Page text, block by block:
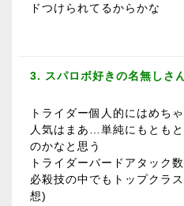
ドつけられてるからかな
3. スパロボ好きの名無しさ
トライダー個人的にはめち
人気はまあ…単純にもとも
のかなと思う
トライダーバードアタック
必殺技の中でもトップクラ
想)